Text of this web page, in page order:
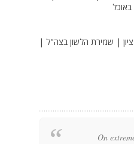
| שמירת הלשון בצה"ל |
"On